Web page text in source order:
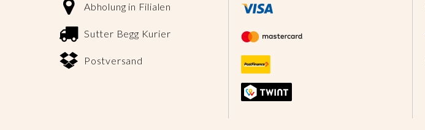
Abholung in Filialen
Sutter Begg Kurier
Postversand